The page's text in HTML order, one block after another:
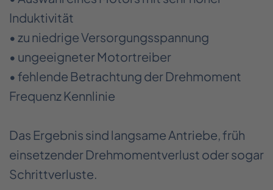
Induktivität
• zu niedrige Versorgungsspannung
• ungeeigneter Motortreiber
• fehlende Betrachtung der Drehmoment
Frequenz Kennlinie
Das Ergebnis sind langsame Antriebe, früh
einsetzender Drehmomentverlust oder sogar
Schrittverluste.